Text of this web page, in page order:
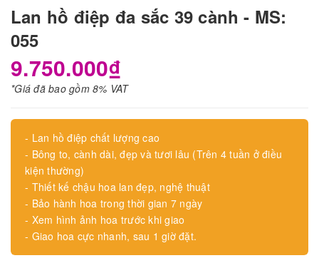
Lan hồ điệp đa sắc 39 cành - MS:
055
9.750.000₫
*Giá đã bao gồm 8% VAT
- Lan hồ điệp chất lượng cao
- Bông to, cành dài, đẹp và tươi lâu (Trên 4 tuần ở điều
kiện thường)
- Thiết kế chậu hoa lan đẹp, nghệ thuật
- Bảo hành hoa trong thời gian 7 ngày
- Xem hình ảnh hoa trước khi giao
- Giao hoa cực nhanh, sau 1 giờ đặt.